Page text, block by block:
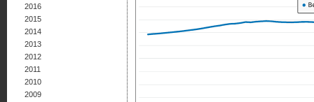
2016
2015
2014
2013
2012
2011
2010
2009